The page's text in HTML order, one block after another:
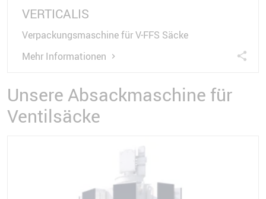
VERTICALIS
Verpackungsmaschine für V-FFS Säcke
Mehr Informationen
Unsere Absackmaschine für
Ventilsäcke